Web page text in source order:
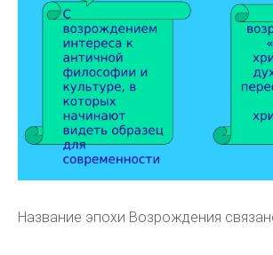
Название эпохи Возрождения